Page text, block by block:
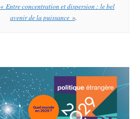
« Entre concentration et dispersion : le bel
avenir de la puissance ».